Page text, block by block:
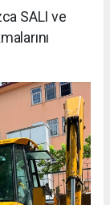
SALI ve